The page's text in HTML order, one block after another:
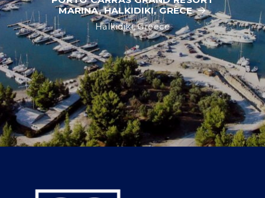
MARINA, HALKIDIKI, GRÈCE
Halkidiki, Greece